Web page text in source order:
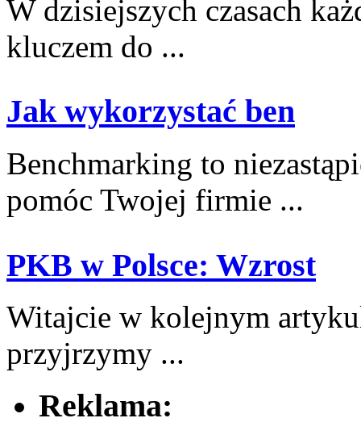
W dzisiejszych czasach‌
kluczem do ...
Jak wykorzystać ben
Benchmarking to
pomóc Twojej firmie​ ...
PKB w Polsce: Wzrost
Witajcie w kolejnym
⁣przyjrzymy​ ...
Reklama: